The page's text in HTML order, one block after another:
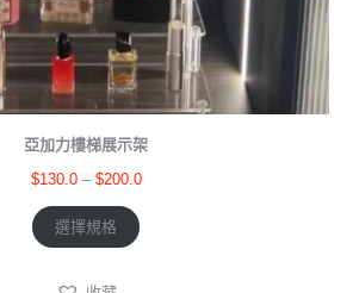
亞加力樓梯展示架
$130.0 – $200.0
選擇規格